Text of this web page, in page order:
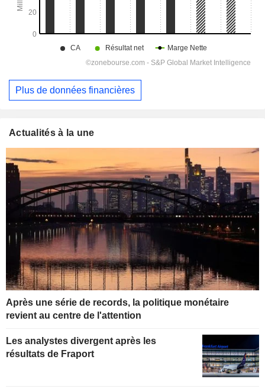
Plus de données financières
Actualités à la une
Après une série de records, la politique monétaire
revient au centre de l'attention
Les analystes divergent après les
résultats de Fraport